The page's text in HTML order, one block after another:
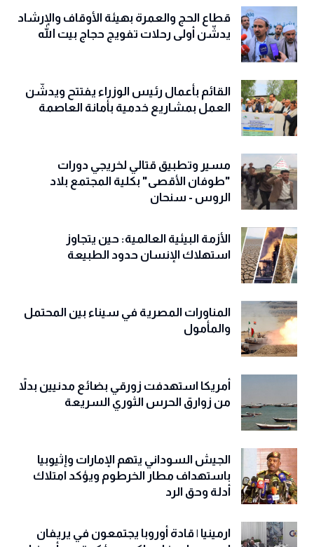
قطاع الحج والعمرة بهيئة الأوقاف والإرشاد
يدشّن أولى رحلات تفويج حجاج بيت الله
القائم بأعمال رئيس الوزراء يفتتح ويدشّن
العمل بمشاريع خدمية بأمانة العاصمة
مسير وتطبيق قتالي لخريجي دورات
"طوفان الأقصى" بكلية المجتمع بلاد
الروس - سنحان
الأزمة البيئية العالمية: حين يتجاوز
استهلاك الإنسان حدود الطبيعة
المناورات المصرية في سيناء بين المحتمل
والمأمول
أمريكا استهدفت زورقي بضائع مدنيين بدلاً
من زوارق الحرس الثوري السريعة
الجيش السوداني يتهم الإمارات وإثيوبيا
باستهداف مطار الخرطوم ويؤكد امتلاك
أدلة وحق الرد
ارمينيا | قادة أوروبا يجتمعون في يريفان